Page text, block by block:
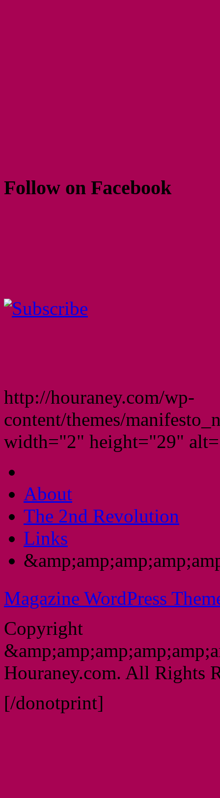
Follow on Facebook
http://houraney.com/wp-
content/themes/
width="2" height="29"
About
The 2nd Revolution
Links
Magazine WordPress
Copyright
Houraney.com. All Rights
[/donotprint]